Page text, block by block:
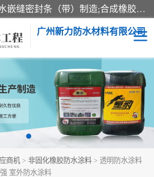
经营范围包括防水嵌缝密封条（带）制造;合成橡胶制造（监控化学品、危险化学品除外）;沥青混合物制造;防水胶粘带制造;其他合成材料制造（监控化学品、危险化学品除外）;涂料制造（监控化学品、危险化学品除外）;建筑结构防水补漏;防水建筑材料制造;粘合剂制造（监控化学品、危险化学品除外）;涂料零售;广州新力防水材料有限公司具有1处分支机构。
广州新力防水材料有限公司
商机 > 非固化橡胶防水涂料 > 透明防水涂料
室外防水涂料
建筑108胶水
料 自粘卷材
料